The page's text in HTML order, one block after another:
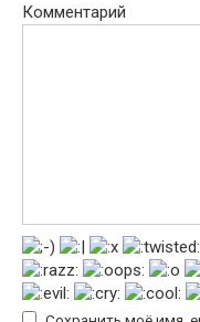
Комментарий